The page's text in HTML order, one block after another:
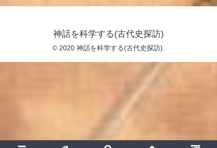
神話を科学する(古代史探訪)
© 2020 神話を科学する(古代史探訪).